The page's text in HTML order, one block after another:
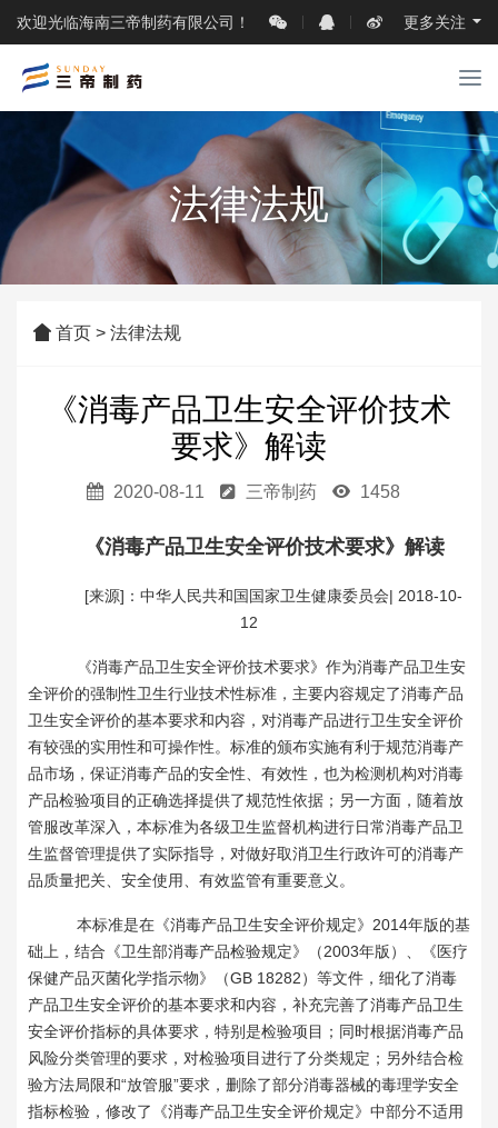
欢迎光临海南三帝制药有限公司！ 更多关注
T
o
g
g
l
e
n
v
法律法规
首页 > 法律法规
《消毒产品卫生安全评价技术
要求》解读
2020-08-11 三帝制药 1458
《消毒产品卫生安全评价技术要求》解读
[来源]：中华人民共和国国家卫生健康委员会| 2018-10-
12
《消毒产品卫生安全评价技术要求》作为消毒产品卫生安
全评价的强制性卫生行业技术性标准，主要内容规定了消毒产品
卫生安全评价的基本要求和内容，对消毒产品进行卫生安全评价
有较强的实用性和可操作性。标准的颁布实施有利于规范消毒产
品市场，保证消毒产品的安全性、有效性，也为检测机构对消毒
产品检验项目的正确选择提供了规范性依据；另一方面，随着放
管服改革深入，本标准为各级卫生监督机构进行日常消毒产品卫
生监督管理提供了实际指导，对做好取消卫生行政许可的消毒产
品质量把关、安全使用、有效监管有重要意义。
本标准是在《消毒产品卫生安全评价规定》2014年版的基
础上，结合《卫生部消毒产品检验规定》（2003年版）、《医疗
保健产品灭菌化学指示物》（GB 18282）等文件，细化了消毒
产品卫生安全评价的基本要求和内容，补充完善了消毒产品卫生
安全评价指标的具体要求，特别是检验项目；同时根据消毒产品
风险分类管理的要求，对检验项目进行了分类规定；另外结合检
验方法局限和“放管服”要求，删除了部分消毒器械的毒理学安全
指标检验，修改了《消毒产品卫生安全评价规定》中部分不适用